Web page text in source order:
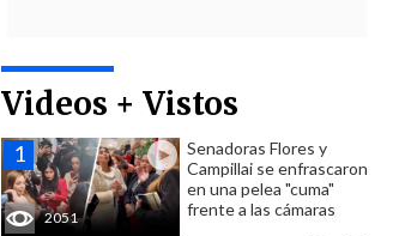
Videos + Vistos
2051
Senadoras Flores y
Campillai se enfrascaron
en una pelea "cuma"
frente a las cámaras